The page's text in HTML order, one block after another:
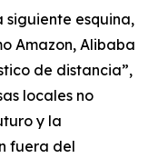
siguiente esquina,
Amazon, Alibaba
de distancia”,
locales no
y la
fuera del